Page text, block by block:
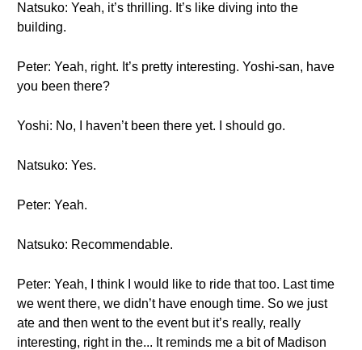
Natsuko: Yeah, it’s thrilling. It’s like diving into the
building.
Peter: Yeah, right. It’s pretty interesting. Yoshi-san, have
you been there?
Yoshi: No, I haven’t been there yet. I should go.
Natsuko: Yes.
Peter: Yeah.
Natsuko: Recommendable.
Peter: Yeah, I think I would like to ride that too. Last time
we went there, we didn’t have enough time. So we just
ate and then went to the event but it’s really, really
interesting, right in the... It reminds me a bit of Madison